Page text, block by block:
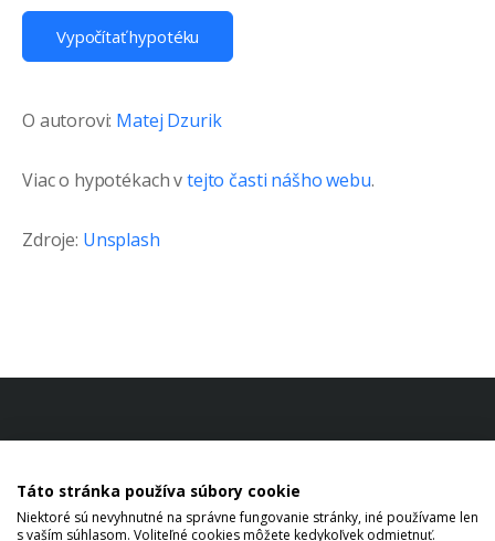
Vypočítať hypotéku
O autorovi: Matej Dzurik
Viac o hypotékach vtejto časti nášho webu.
Zdroje: Unsplash
Táto stránka používa súbory cookie
Niektoré sú nevyhnutné na správne fungovanie stránky, iné používame len
s vaším súhlasom. Voliteľné cookies môžete kedykoľvek odmietnuť.